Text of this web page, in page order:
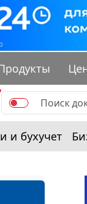
и бухучет